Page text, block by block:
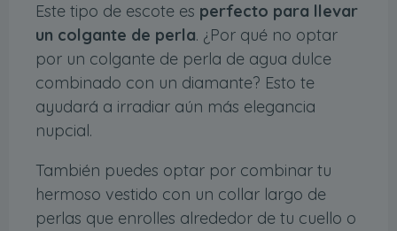
Este tipo de escote es perfecto para llevar
un colgante de perla. ¿Por qué no optar
por un colgante de perla de agua dulce
combinado con un diamante? Esto te
ayudará a irradiar aún más elegancia
nupcial.
También puedes optar por combinar tu
hermoso vestido con un collar largo de
perlas que enrolles alrededor de tu cuello o